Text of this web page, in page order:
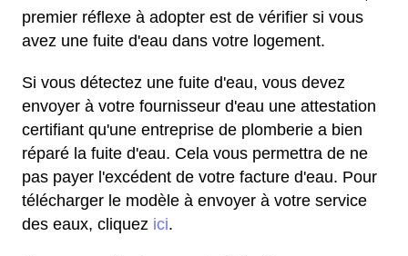
premier réflexe à adopter est de vérifier si vous
avez une fuite d'eau dans votre logement.
Si vous détectez une fuite d'eau, vous devez
envoyer à votre fournisseur d'eau une attestation
certifiant qu'une entreprise de plomberie a bien
réparé la fuite d'eau. Cela vous permettra de ne
pas payer l'excédent de votre facture d'eau. Pour
télécharger le modèle à envoyer à votre service
des eaux, cliquez ici.